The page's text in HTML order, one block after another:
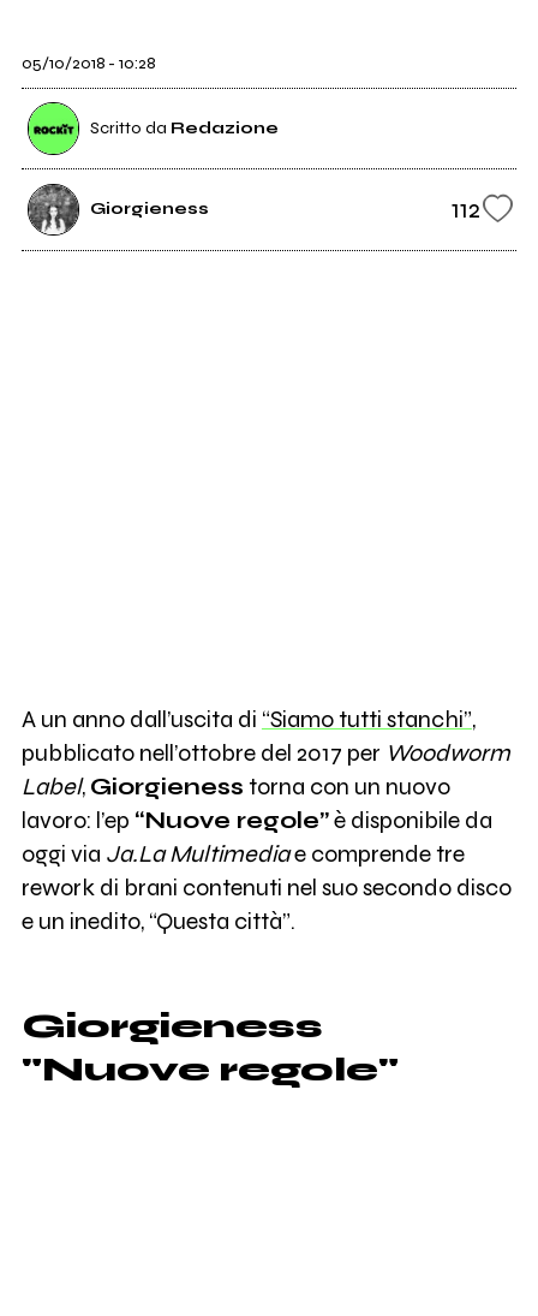
05/10/2018 - 10:28
Scritto da Redazione
Giorgieness 112
A un anno dall’uscita di “Siamo tutti stanchi”,
pubblicato nell’ottobre del 2017 per Woodworm
Label, Giorgieness torna con un nuovo
lavoro: l’ep “Nuove regole”è disponibile da
oggi via Ja.La Multimediae comprende tre
rework di brani contenuti nel suo secondo disco
e un inedito, “Questa città”.
Giorgieness
"Nuove regole"